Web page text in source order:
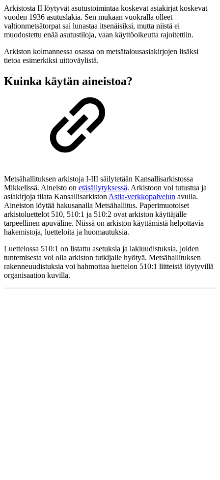
Arkistosta II löytyvät asutustoimintaa koskevat asiakirjat koskevat
vuoden 1936 asutuslakia. Sen mukaan vuokralla olleet
valtionmetsätorpat sai lunastaa itsenäisiksi, mutta niistä ei
muodostettu enää asutustiloja, vaan käyttöoikeutta rajoitettiin.
Arkiston kolmannessa osassa on metsätalousasiakirjojen lisäksi
tietoa esimerkiksi uittoväylistä.
Kuinka käytän aineistoa?
Metsähallituksen arkistoja I-III säilytetään Kansallisarkistossa
Mikkelissä. Aineisto on etäsäilytyksessä. Arkistoon voi tutustua ja
asiakirjoja tilata Kansallisarkiston Astia-verkkopalvelun avulla.
Aineiston löytää hakusanalla Metsähallitus. Paperimuotoiset
arkistoluettelot 510, 510:1 ja 510:2 ovat arkiston käyttäjälle
tarpeellinen apuväline. Niissä on arkiston käyttämistä helpottavia
hakemistoja, luetteloita ja huomautuksia.
Luettelossa 510:1 on listattu asetuksia ja lakiuudistuksia, joiden
tuntemisesta voi olla arkiston tutkijalle hyötyä. Metsähallituksen
rakenneuudistuksia voi hahmottaa luettelon 510:1 liitteistä löytyvillä
organisaation kuvilla.